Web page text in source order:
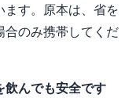
す。原本は、省を
合のみ携帯してくだ
飲んでも安全です